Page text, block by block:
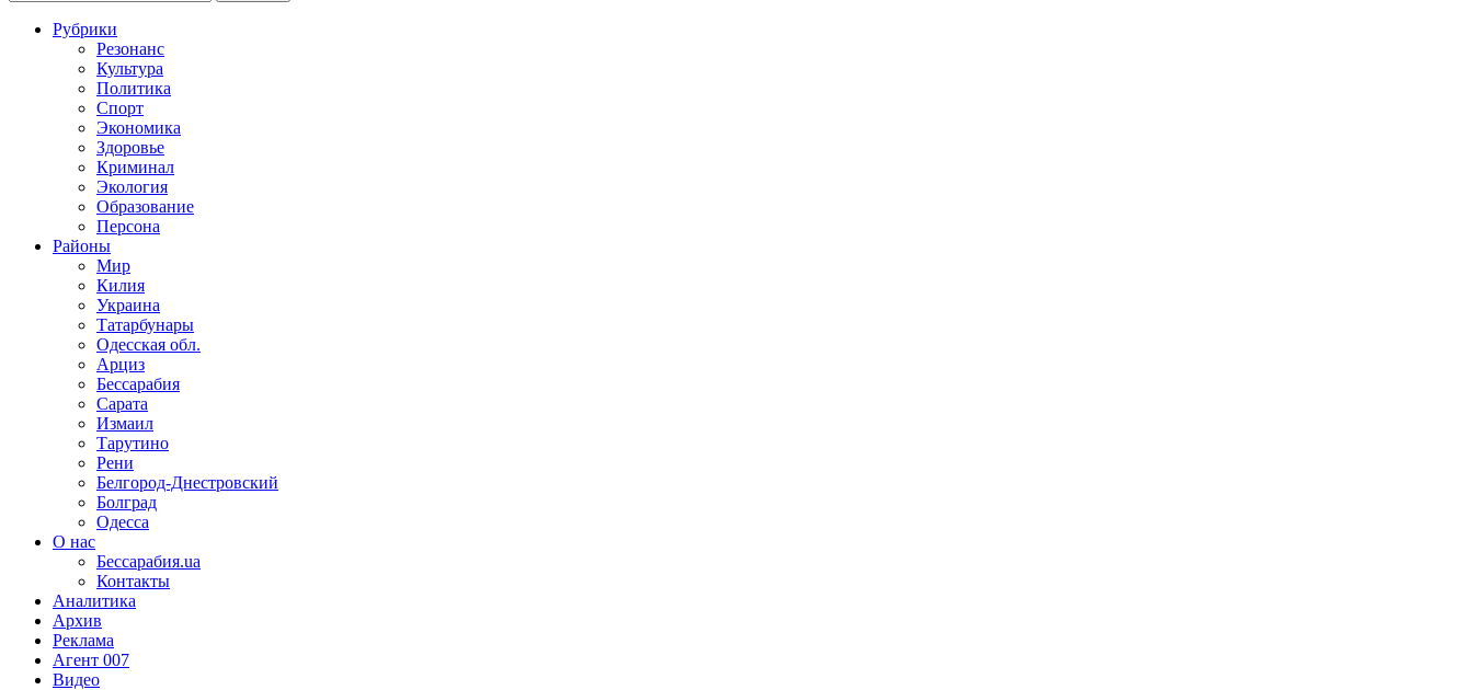
Рубрики
Резонанс
Культура
Политика
Спорт
Экономика
Здоровье
Криминал
Экология
Образование
Персона
Районы
Мир
Килия
Украина
Татарбунары
Одесская обл.
Арциз
Бессарабия
Сарата
Измаил
Тарутино
Рени
Белгород-Днестровский
Болград
Одесса
О нас
Бессарабия.ua
Контакты
Аналитика
Архив
Реклама
Агент 007
Видео